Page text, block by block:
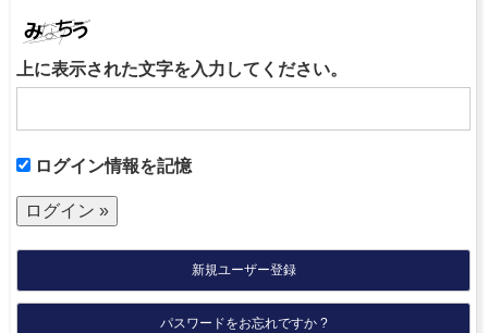
上に表示された文字を入力してください。
ログイン情報を記憶
新規ユーザー登録
パスワードをお忘れですか ?